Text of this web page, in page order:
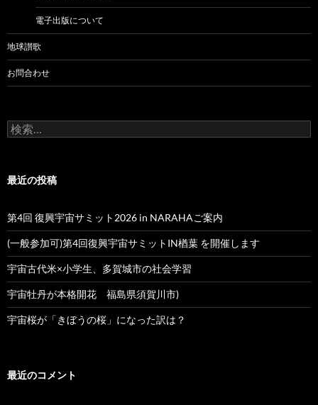
電子出版について
地球讃歌
お問合わせ
検
索:
最近の投稿
第4回 復興宇宙サミット2026 in NARAHAご案内
(一般参加可)第4回復興宇宙サミットIN楢葉 を開催します
宇宙古代米×小学生、多賀城市の社会学習
宇宙牡丹が本格開花 福島県須賀川市)
宇宙桜が「きぼうの桜」になった訳は？
最近のコメント